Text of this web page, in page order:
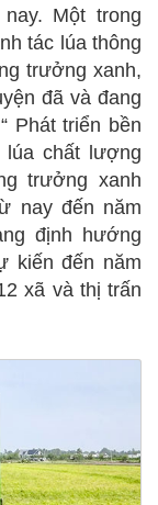
Một trong
tác lúa thông
trưởng xanh,
đã và đang
Phát triển bền
lúa chất lượng
trưởng xanh
nay đến năm
định hướng
kiến đến năm
xã và thị trấn